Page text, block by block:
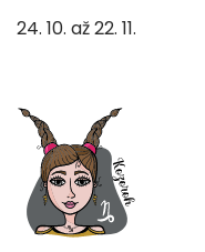
24. 10. až 22. 11.